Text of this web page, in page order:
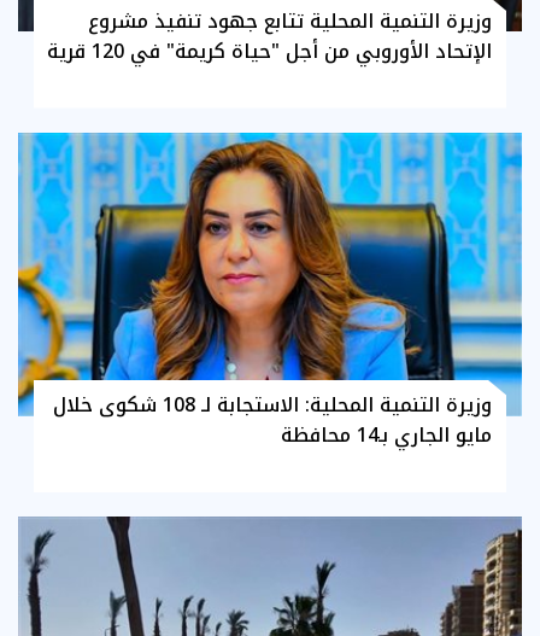
وزيرة التنمية المحلية تتابع جهود تنفيذ مشروع
الإتحاد الأوروبي من أجل "حياة كريمة" في 120 قرية
وزيرة التنمية المحلية: الاستجابة لـ 108 شكوى خلال
مايو الجاري بـ14 محافظة